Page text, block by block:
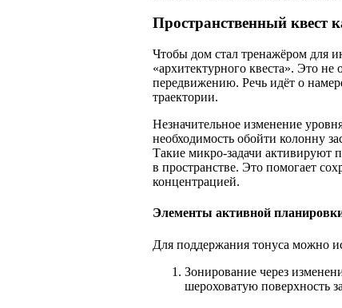
Пространственный квест
Чтобы дом стал тренажёром для
«архитектурного квеста». Это не
передвижению. Речь идёт о
траектории.
Незначительное изменение
необходимость обойти колонну
Такие микро-задачи активируют
в пространстве. Это помогает
концентрацией.
Элементы активной
Для поддержания тонуса можно
Зонирование через
шероховатую поверхность